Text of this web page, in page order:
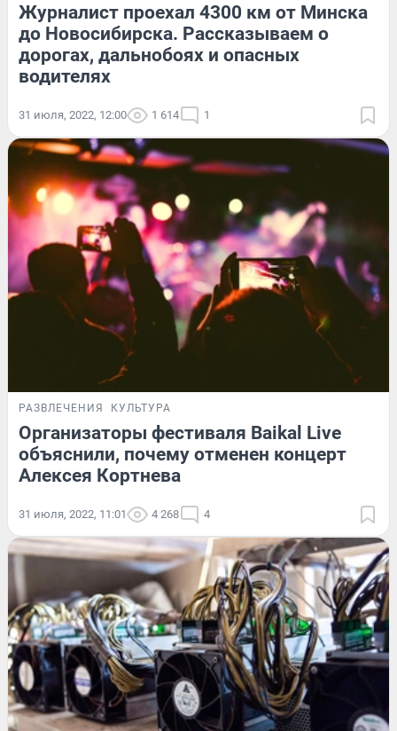
Журналист проехал 4300 км от Минска
до Новосибирска. Рассказываем о
дорогах, дальнобоях и опасных
водителях
31 июля, 2022, 12:00 1 614 1
РАЗВЛЕЧЕНИЯ КУЛЬТУРА
Организаторы фестиваля Baikal Live
объяснили, почему отменен концерт
Алексея Кортнева
31 июля, 2022, 11:01 4 268 4